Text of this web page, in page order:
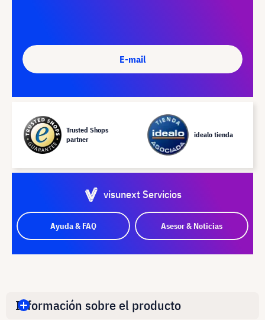
E-mail
Trusted Shops
partner
idealo tienda
visunext Servicios
Ayuda & FAQ Asesor & Noticias
Información sobre el producto